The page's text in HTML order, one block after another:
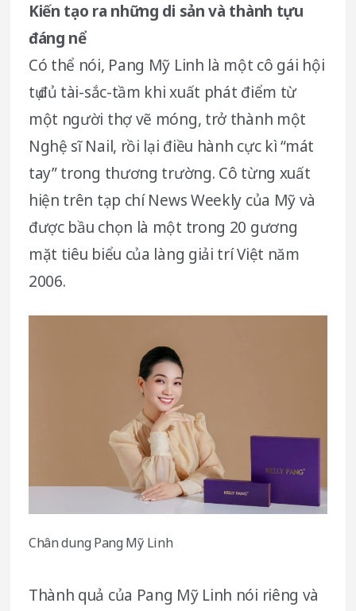
Kiến tạo ra những di sản và thành tựu
đáng nể
Có thể nói, Pang Mỹ Linh là một cô gái hội
tụ đủ tài-sắc-tầm khi xuất phát điểm từ
một người thợ vẽ móng, trở thành một
Nghệ sĩ Nail, rồi lại điều hành cực kì “mát
tay” trong thương trường. Cô từng xuất
hiện trên tạp chí News Weekly của Mỹ và
được bầu chọn là một trong 20 gương
mặt tiêu biểu của làng giải trí Việt năm
2006.
Chân dung Pang Mỹ Linh
Thành quả của Pang Mỹ Linh nói riêng và